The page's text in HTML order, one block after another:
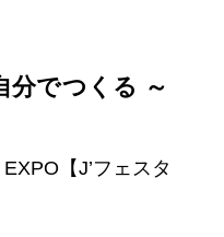
分でつくる ～
【J’フェスタ